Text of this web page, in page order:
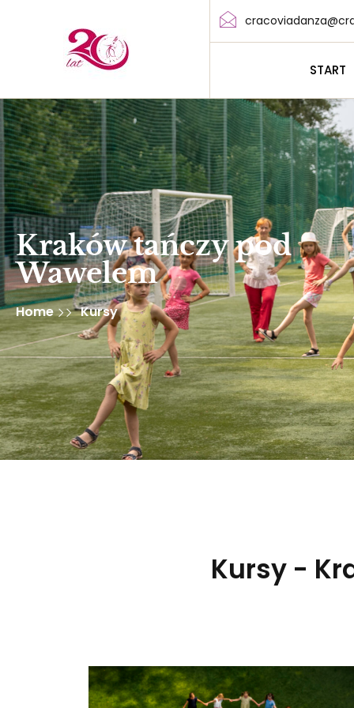
START
Kraków tańczy pod
Wawelem
Home Kursy
Kursy -